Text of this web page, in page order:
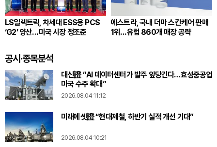
LS일렉트릭, 차세대 ESS용 PCS
‘G2’ 양산…미국 시장 정조준
에스트라, 국내 더마 스킨케어 판매
1위…유럽 860개 매장 공략
공시·종목분석
대신證 “AI 데이터센터가 발주 앞당긴다…효성중공업
미국 수주 확대”
2026.08.04 11:12
미래에셋證 “현대제철, 하반기 실적 개선 기대”
2026.08.04 10:21